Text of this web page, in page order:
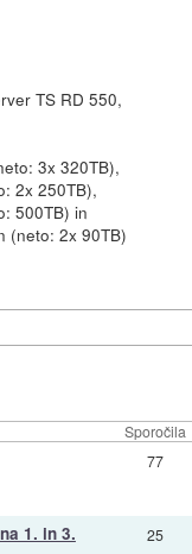
TS RD 550,
3x 320TB),
2x 250TB),
500TB) in
(neto: 2x 90TB)
Sporočila
77
1. in 3. 25